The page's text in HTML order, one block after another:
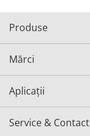
Produse
Mărci
Aplicații
Service & Contact